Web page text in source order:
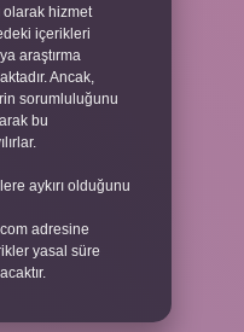
olarak hizmet
içerikleri
araştırma
Ancak,
sorumluluğunu
bu
aykırı olduğunu
adresine
yasal süre